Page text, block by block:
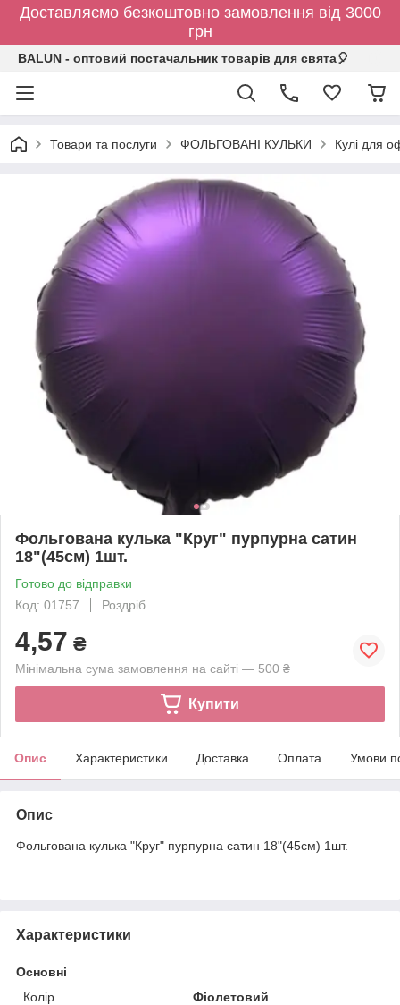
Доставляємо безкоштовно замовлення від 3000
грн
BALUN - оптовий постачальник товарів для свята🎈
Товари та послуги ФОЛЬГОВАНІ КУЛЬКИ Кулі для
Фольгована кулька "Круг" пурпурна сатин
18"(45см) 1шт.
Готово до відправки
Код: 01757
Роздріб
4,57 ₴
Мінімальна сума замовлення на сайті — 500 ₴
Купити
Опис Характеристики Доставка Оплата Умови
Опис
Фольгована кулька "Круг" пурпурна сатин 18"(45см) 1шт.
Характеристики
Основні
Колір
Фіолетовий